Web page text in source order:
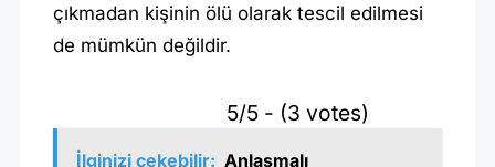
çıkmadan kişinin ölü olarak tescil edilmesi
de mümkün değildir.
5/5 - (3 votes)
İlginizi çekebilir: Anlaşmalı